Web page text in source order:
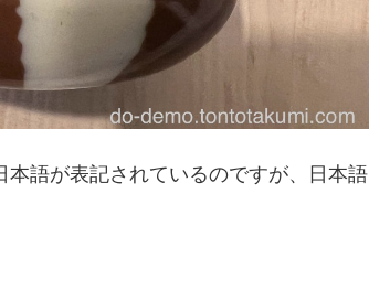
語が表記されているのですが、日本語